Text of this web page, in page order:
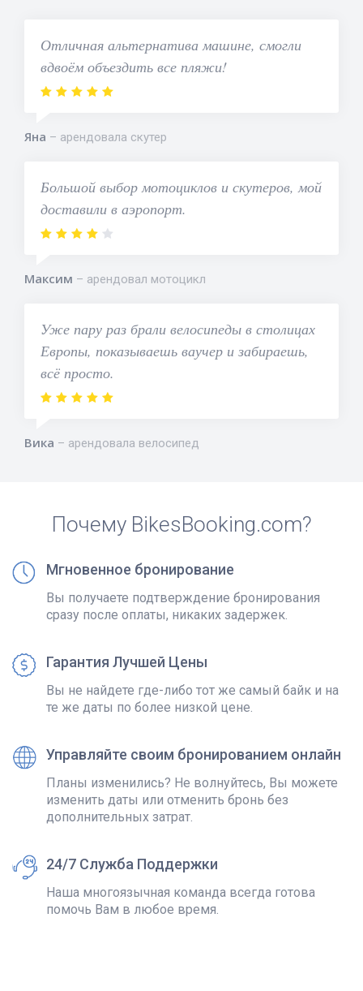
Отличная альтернатива машине, смогли
вдвоём объездить все пляжи!
Яна арендовала скутер
Большой выбор мотоциклов и скутеров, мой
доставили в аэропорт.
Максим арендовал мотоцикл
Уже пару раз брали велосипеды в столицах
Европы, показываешь ваучер и забираешь,
всё просто.
Вика арендовала велосипед
Почему BikesBooking.com?
Мгновенное бронирование
Вы получаете подтверждение бронирования
сразу после оплаты, никаких задержек.
Гарантия Лучшей Цены
Вы не найдете где-либо тот же самый байк и на
те же даты по более низкой цене.
Управляйте своим бронированием онлайн
Планы изменились? Не волнуйтесь, Вы можете
изменить даты или отменить бронь без
дополнительных затрат.
24/7 Служба Поддержки
Наша многоязычная команда всегда готова
помочь Вам в любое время.